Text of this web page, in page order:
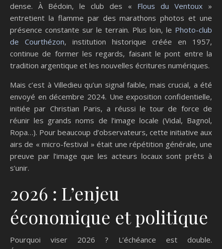
dense. À Bédoin, le club des « Flous du Ventoux »
entretient la flamme par des marathons photos et une
présence constante sur le terrain. Plus loin, le Photo-club
de Courthézon, institution historique créée en 1957,
continue de former les regards, faisant le pont entre la
tradition argentique et les nouvelles écritures numériques.
Mais c’est à Villedieu qu’un signal faible, mais crucial, a été
envoyé en décembre 2024. Une exposition confidentielle,
initiée par Christian Paris, a réussi le tour de force de
réunir les grands noms de l’image locale (Vidal, Bagnol,
Ropa…). Pour beaucoup d’observateurs, cette initiative aux
airs de « micro-festival » était une répétition générale, une
preuve par l’image que les acteurs locaux sont prêts à
s’unir.
2026 : L’enjeu
économique et politique
Pourquoi viser 2026 ? L’échéance est double.